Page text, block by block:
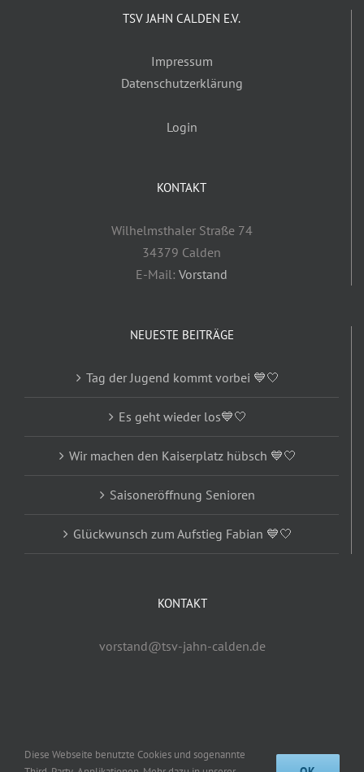
TSV JAHN CALDEN E.V.
Impressum
Datenschutzerklärung
Login
KONTAKT
Wilhelmsthaler Straße 74
34379 Calden
E-Mail: Vorstand
NEUESTE BEITRÄGE
Tag der Jugend kommt vorbei 💙🤍
Es geht wieder los💙🤍
Wir machen den Kaiserplatz hübsch 💙🤍
Saisoneröffnung Senioren
Glückwunsch zum Aufstieg Fabian 💙🤍
KONTAKT
vorstand@tsv-jahn-calden.de
Diese Webseite benutzte Cookies und sogenannte